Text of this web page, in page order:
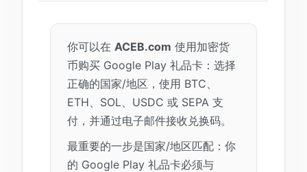
你可以在 ACEB.com 使用加密货
币购买 Google Play 礼品卡：选择
正确的国家/地区，使用 BTC、
ETH、SOL、USDC 或 SEPA 支
付，并通过电子邮件接收兑换码。
最重要的一步是国家/地区匹配：你
的 Google Play 礼品卡必须与